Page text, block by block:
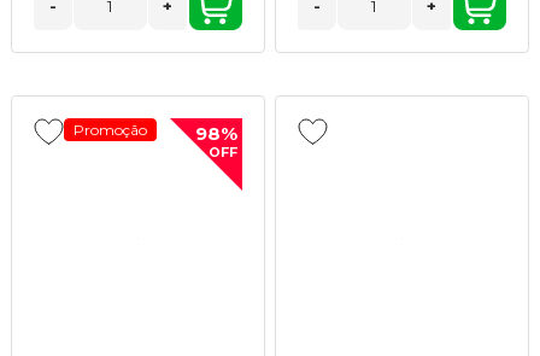
- + - +
Promoção 98%
OFF